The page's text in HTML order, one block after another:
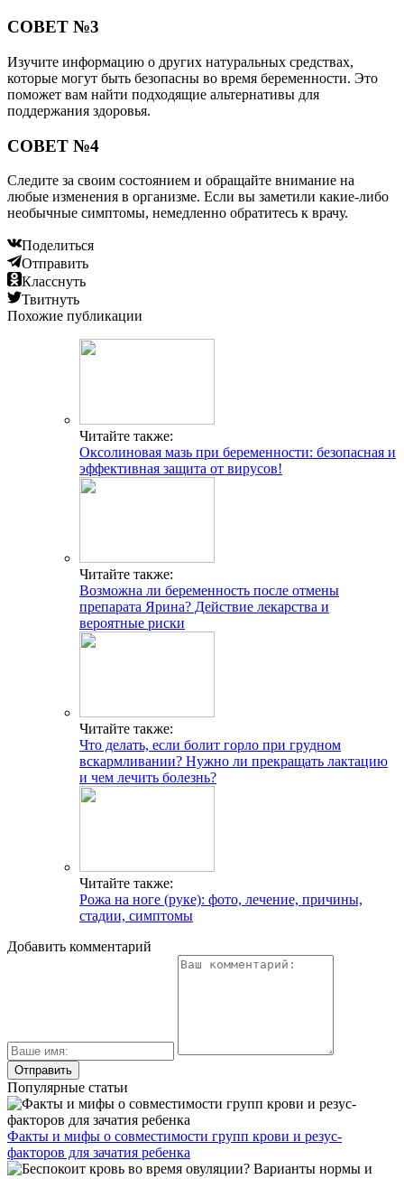
СОВЕТ №3
Изучите информацию о других натуральных средствах,
которые могут быть безопасны во время беременности. Это
поможет вам найти подходящие альтернативы для
поддержания здоровья.
СОВЕТ №4
Следите за своим состоянием и обращайте внимание на
любые изменения в организме. Если вы заметили какие-либо
необычные симптомы, немедленно обратитесь к врачу.
Поделиться
Отправить
Класснуть
Твитнуть
Похожие публикации
Читайте также:
Оксолиновая мазь при беременности: безопасная и
эффективная защита от вирусов!
Читайте также:
Возможна ли беременность после отмены
препарата Ярина? Действие лекарства и
вероятные риски
Читайте также:
Что делать, если болит горло при грудном
вскармливании? Нужно ли прекращать лактацию
и чем лечить болезнь?
Читайте также:
Рожа на ноге (руке): фото, лечение, причины,
стадии, симптомы
Добавить комментарий
Популярные статьи
Факты и мифы о совместимости групп крови и резус-
факторов для зачатия ребенка